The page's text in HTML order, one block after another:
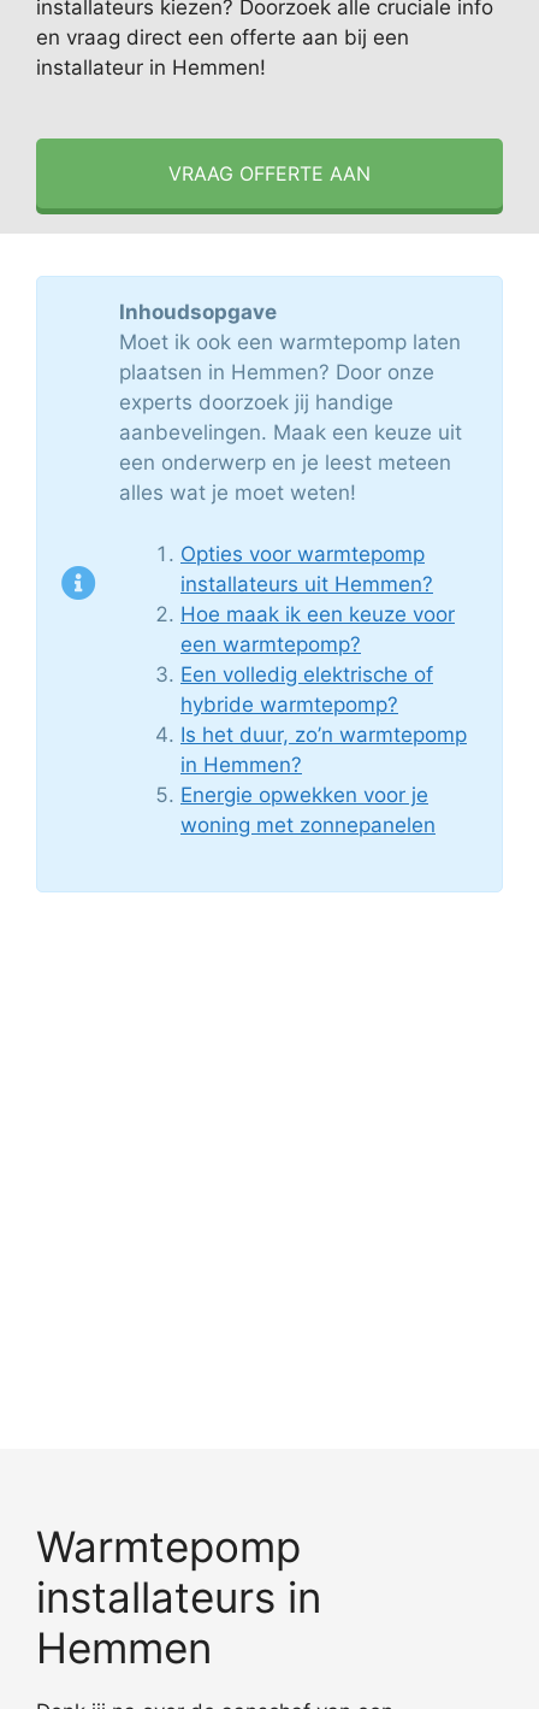
installateurs kiezen? Doorzoek alle cruciale info
en vraag direct een offerte aan bij een
installateur in Hemmen!
VRAAG OFFERTE AAN
Inhoudsopgave
Moet ik ook een warmtepomp laten
plaatsen in Hemmen? Door onze
experts doorzoek jij handige
aanbevelingen. Maak een keuze uit
een onderwerp en je leest meteen
alles wat je moet weten!
Opties voor warmtepomp
installateurs uit Hemmen?
Hoe maak ik een keuze voor
een warmtepomp?
Een volledig elektrische of
hybride warmtepomp?
Is het duur, zo’n warmtepomp
in Hemmen?
Energie opwekken voor je
woning met zonnepanelen
Warmtepomp
installateurs in
Hemmen